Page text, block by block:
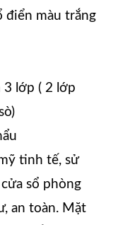
điển màu trắng
3 lớp ( 2 lớp
tinh tế, sử
sổ phòng
an toàn. Mặt